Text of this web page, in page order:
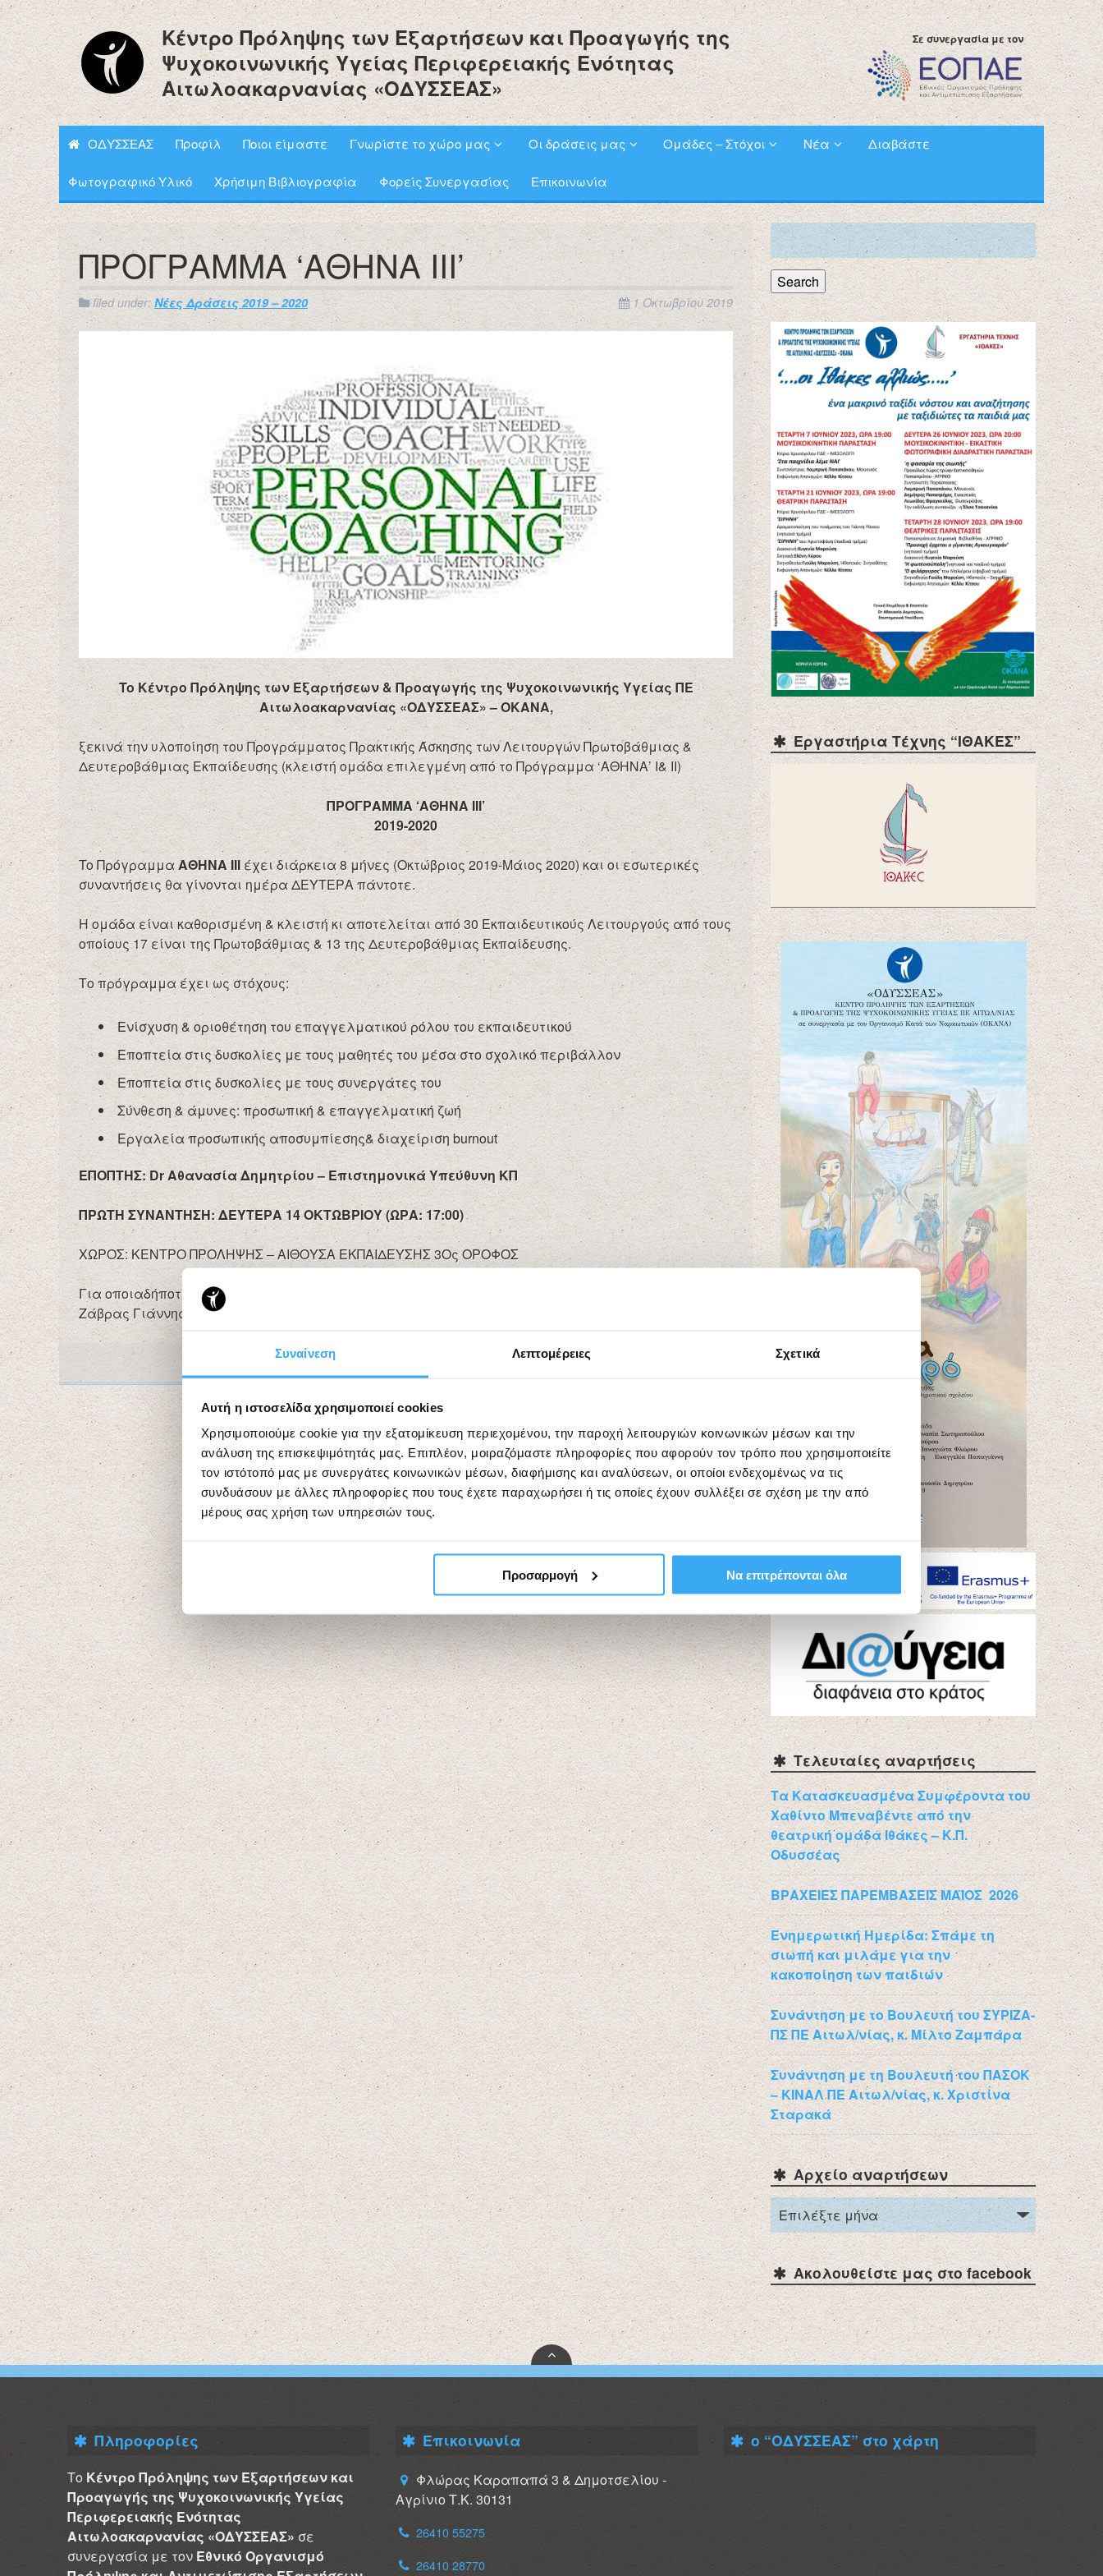
Συναίνεση Λεπτομέρειες Σχετικά
Αυτή η ιστοσελίδα χρησιμοποιεί cookies
Χρησιμοποιούμε cookie για την εξατομίκευση περιεχομένου, την παροχή λειτουργιών κοινωνικών μέσων και την
ανάλυση της επισκεψιμότητάς μας. Επιπλέον, μοιραζόμαστε πληροφορίες που αφορούν τον τρόπο που χρησιμοποιείτε
τον ιστότοπό μας με συνεργάτες κοινωνικών μέσων, διαφήμισης και αναλύσεων, οι οποίοι ενδεχομένως να τις
συνδυάσουν με άλλες πληροφορίες που τους έχετε παραχωρήσει ή τις οποίες έχουν συλλέξει σε σχέση με την από
μέρους σας χρήση των υπηρεσιών τους.
Προσαρμογή Να επιτρέπονται όλα
Κέντρο Πρόληψης των Εξαρτήσεων και Προαγωγής της
Ψυχοκοινωνικής Υγείας Περιφερειακής Ενότητας
Αιτωλοακαρνανίας «ΟΔΥΣΣΕΑΣ»
Σε συνεργασία με τον
ΟΔΥΣΣΕΑΣ Προφίλ Ποιοι είμαστε Γνωρίστε το χώρο μας Οι δράσεις μας Ομάδες – Στόχοι Νέα Διαβάστε
Φωτογραφικό Υλικό Χρήσιμη Βιβλιογραφία Φορείς Συνεργασίας Επικοινωνία
ΠΡΟΓΡΑΜΜΑ ‘ΑΘΗΝΑ ΙΙΙ’
1 Οκτωβρίου 2019
filed under:Νέες Δράσεις 2019 – 2020
To Κέντρο Πρόληψης των Εξαρτήσεων & Προαγωγής της Ψυχοκοινωνικής Υγείας ΠΕ
Αιτωλοακαρνανίας «ΟΔΥΣΣΕΑΣ» – ΟΚΑΝΑ,
ξεκινά την υλοποίηση του Προγράμματος Πρακτικής Άσκησης των Λειτουργών Πρωτοβάθμιας &
Δευτεροβάθμιας Εκπαίδευσης (κλειστή ομάδα επιλεγμένη από το Πρόγραμμα ‘ΑΘΗΝΑ’ Ι& ΙΙ)
ΠΡΟΓΡΑΜΜΑ ‘ΑΘΗΝΑ ΙΙΙ’
2019-2020
To ΠρόγραμμαΑΘΗΝΑ ΙΙΙέχει διάρκεια 8 μήνες (Οκτώβριος 2019-Μάιος 2020) και οι εσωτερικές
συναντήσεις θα γίνονται ημέρα ΔΕΥΤΕΡΑ πάντοτε.
Η ομάδα είναι καθορισμένη & κλειστή κι αποτελείται από 30 Εκπαιδευτικούς Λειτουργούς από τους
οποίους 17 είναι της Πρωτοβάθμιας & 13 της Δευτεροβάθμιας Εκπαίδευσης.
Το πρόγραμμα έχει ως στόχους:
Ενίσχυση & οριοθέτηση του επαγγελματικού ρόλου του εκπαιδευτικού
Εποπτεία στις δυσκολίες με τους μαθητές του μέσα στο σχολικό περιβάλλον
Εποπτεία στις δυσκολίες με τους συνεργάτες του
Σύνθεση & άμυνες: προσωπική & επαγγελματική ζωή
Εργαλεία προσωπικής αποσυμπίεσης& διαχείριση burnout
ΕΠΟΠΤΗΣ: Dr Αθανασία Δημητρίου – Επιστημονικά Υπεύθυνη ΚΠ
ΠΡΩΤΗ ΣΥΝΑΝΤΗΣΗ: ΔΕΥΤΕΡΑ 14 ΟΚΤΩΒΡΙΟΥ (ΩΡΑ: 17:00)
ΧΩΡΟΣ: ΚΕΝΤΡΟ ΠΡΟΛΗΨΗΣ – ΑΙΘΟΥΣΑ ΕΚΠΑΙΔΕΥΣΗΣ 3Ος ΟΡΟΦΟΣ
Για οποιαδήποτε πληροφορία: επικοινωνείτε με τη Γραμματεία του ΚΠ 26410 55275 & 28770 –
Ζάβρας Γιάννης
Search
for:
Search
Εργαστήρια Τέχνης “ΙΘΑΚΕΣ”
Τελευταίες αναρτήσεις
Τα Κατασκευασμένα Συμφέροντα του
Χαθίντο Μπεναβέντε από την
θεατρική ομάδα Ιθάκες – Κ.Π.
Οδυσσέας
ΒΡΑΧΕΙΕΣ ΠΑΡΕΜΒΑΣΕΙΣ ΜΑΪΟΣ 2026
Ενημερωτική Ημερίδα: Σπάμε τη
σιωπή και μιλάμε για την
κακοποίηση των παιδιών
Συνάντηση με το Βουλευτή του ΣΥΡΙΖΑ-
ΠΣ ΠΕ Αιτωλ/νίας, κ. Μίλτο Ζαμπάρα
Συνάντηση με τη Βουλευτή του ΠΑΣΟΚ
– ΚΙΝΑΛ ΠΕ Αιτωλ/νίας, κ. Χριστίνα
Σταρακά
Αρχείο αναρτήσεων
Ακολουθείστε μας στο facebook
Πληροφορίες
Το Κέντρο Πρόληψης των Εξαρτήσεων και
Προαγωγής της Ψυχοκοινωνικής Υγείας
Περιφερειακής Ενότητας
Αιτωλοακαρνανίας «ΟΔΥΣΣΕΑΣ» σε
συνεργασία με τον Εθνικό Οργανισμό
Επικοινωνία
Φλώρας Καραπαπά 3 & Δημοτσελίου -
Αγρίνιο Τ.Κ. 30131
26410 55275
26410 28770
ο “ΟΔΥΣΣΕΑΣ” στο χάρτη